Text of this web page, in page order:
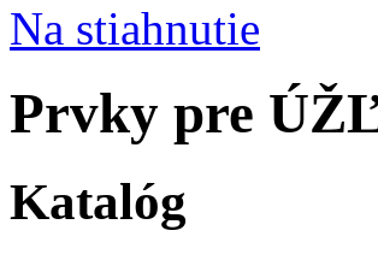
Na stiahnutie
Prvky pre
Katalóg